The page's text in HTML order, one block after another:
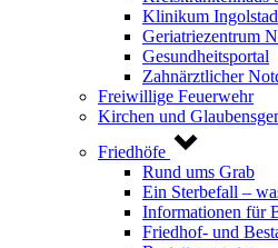
Klinikum
Geriatriezentrum
Gesundheitsportal
Zahnärztlicher
Freiwillige Feuerwehr
Kirchen und
Friedhöfe
Rund ums Grab
Ein Sterbefall –
Informationen für
Friedhof- und